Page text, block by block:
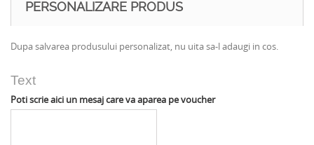
PERSONALIZARE PRODUS
Dupa salvarea produsului personalizat, nu uita sa-l adaugi in cos.
Text
Poti scrie aici un mesaj care va aparea pe voucher